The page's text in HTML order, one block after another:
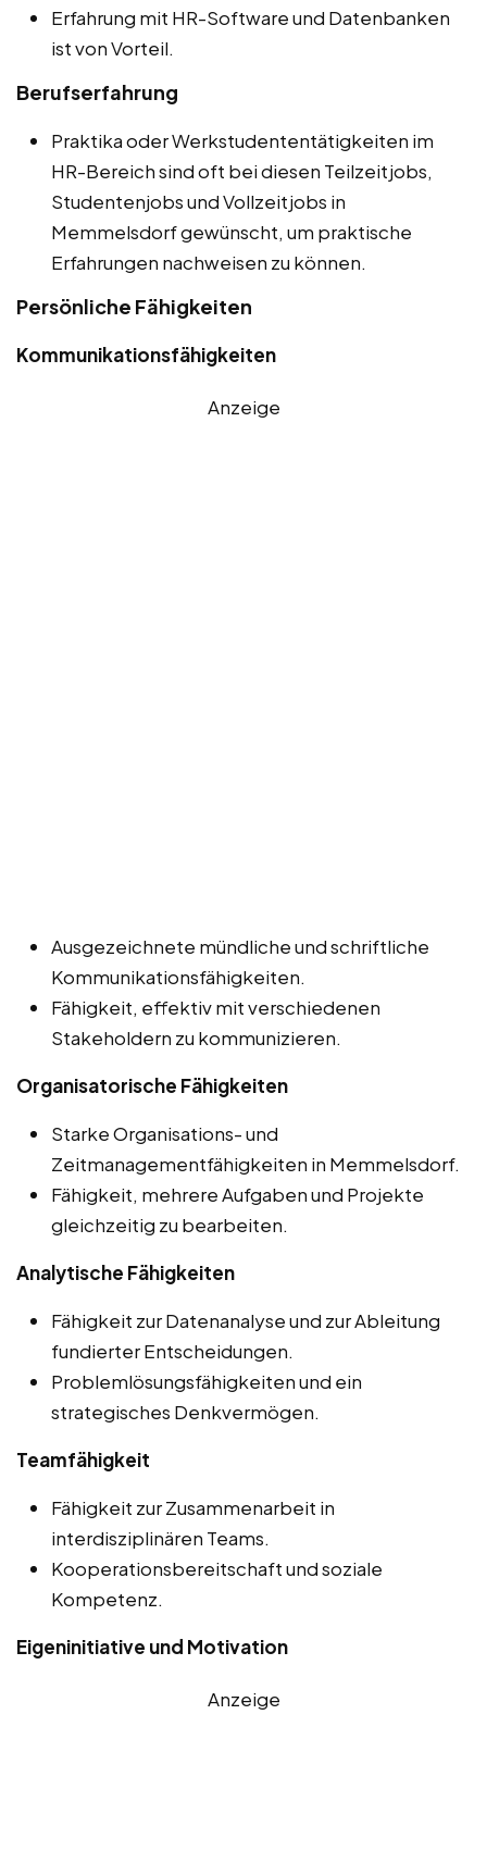
Erfahrung mit HR-Software und Datenbanken
ist von Vorteil.
Berufserfahrung
Praktika oder Werkstudententätigkeiten im
HR-Bereich sind oft bei diesen Teilzeitjobs,
Studentenjobs und Vollzeitjobs in
Memmelsdorf gewünscht, um praktische
Erfahrungen nachweisen zu können.
Persönliche Fähigkeiten
Kommunikationsfähigkeiten
Anzeige
Ausgezeichnete mündliche und schriftliche
Kommunikationsfähigkeiten.
Fähigkeit, effektiv mit verschiedenen
Stakeholdern zu kommunizieren.
Organisatorische Fähigkeiten
Starke Organisations- und
Zeitmanagementfähigkeiten in Memmelsdorf.
Fähigkeit, mehrere Aufgaben und Projekte
gleichzeitig zu bearbeiten.
Analytische Fähigkeiten
Fähigkeit zur Datenanalyse und zur Ableitung
fundierter Entscheidungen.
Problemlösungsfähigkeiten und ein
strategisches Denkvermögen.
Teamfähigkeit
Fähigkeit zur Zusammenarbeit in
interdisziplinären Teams.
Kooperationsbereitschaft und soziale
Kompetenz.
Eigeninitiative und Motivation
Anzeige